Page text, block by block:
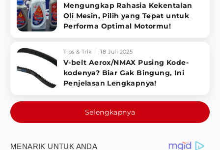
Mengungkap Rahasia Kekentalan
Oli Mesin, Pilih yang Tepat untuk
Performa Optimal Motormu!
Tips & Trik 18 Juli 2025
V-belt Aerox/NMAX Pusing Kode-
kodenya? Biar Gak Bingung, Ini
Penjelasan Lengkapnya!
Selengkapnya